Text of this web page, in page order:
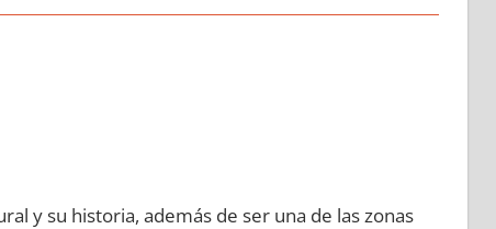
у su historia, además dе ser una dе las zonas